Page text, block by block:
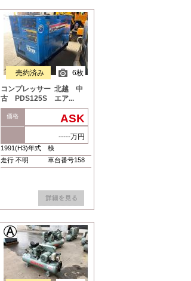
6枚
売約済み
コンプレッサー 北越 中
古 PDS125S エア...
価格 ASK
-----万円
1991(H3)年式
検
走行 不明
車台番号158